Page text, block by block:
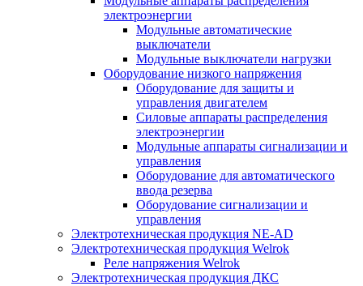
электроэнергии
Модульные автоматические
выключатели
Модульные выключатели нагрузки
Оборудование низкого напряжения
Оборудование для защиты и
управления двигателем
Силовые аппараты распределения
электроэнергии
Модульные аппараты сигнализации и
управления
Оборудование для автоматического
ввода резерва
Оборудование сигнализации и
управления
Электротехническая продукция NE-AD
Электротехническая продукция Welrok
Реле напряжения Welrok
Электротехническая продукция ДКС